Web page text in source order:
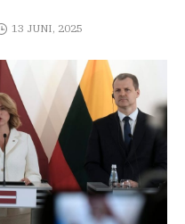
13 JUNI, 2025